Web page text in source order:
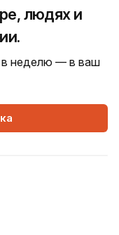
людях и
в неделю — в ваш